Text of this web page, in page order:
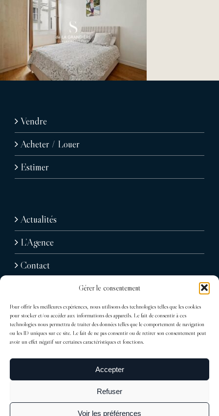
Gérer le consentement
Pour offrir les meilleures expériences, nous utilisons des technologies telles que les cookies
pour stocker et/ou accéder aux informations des appareils. Le fait de consentir à ces
technologies nous permettra de traiter des données telles que le comportement de navigation
ou les ID uniques sur ce site. Le fait de ne pas consentir ou de retirer son consentement peut
avoir un effet négatif sur certaines caractéristiques et fonctions.
Accepter
Refuser
Voir les préférences
Vendre
Acheter / Louer
Estimer
Actualités
L’Agence
Contact
31, avenue Raymond Poincaré
75116 Paris
Tél : + 33 (0)1 76 71 07 40
trocadero@sdelagrandiere.fr